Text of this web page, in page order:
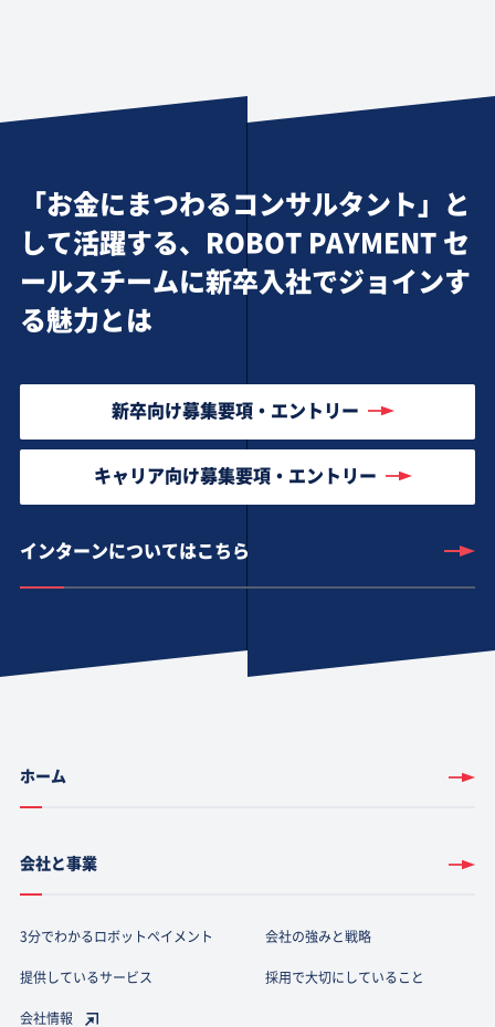
「お金にまつわるコンサルタント」と
して活躍する、ROBOT PAYMENT セ
ールスチームに新卒入社でジョインす
る魅力とは
新卒向け募集要項・エントリー
キャリア向け募集要項・エントリー
インターンについてはこちら
ホーム
会社と事業
3分でわかるロボットペイメント 会社の強みと戦略
提供しているサービス 採用で大切にしていること
会社情報